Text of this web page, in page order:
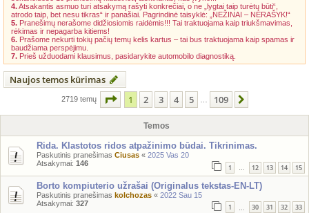
4.Atsakantis asmuo turi atsakymą rašyti konkrečiai, o ne „lygtai taip turėtų būti“,
atrodo taip, bet nesu tikras“ ir panašiai. Pagrindinė taisyklė: „NEŽINAI – NERAŠYK!“
5. Pranešimų nerašome didžiosiomis raidėmis!!! Tai traktuojama kaip triukšmavimas,
rėkimas ir nepagarba kitiems!
6. Prašome nekurti tokių pačių temų kelis kartus – tai bus traktuojama kaip spamas ir
baudžiama perspėjimu.
7. Prieš užduodami klausimus, pasidarykite automobilo diagnostiką.
Naujos temos kūrimas
2719 temų Puslapis 1iš 109
1 2 3 4 5 109
Temos
Rida. Klastotos ridos atpažinimo būdai. Tikrinimas.
Paskutinis pranešimas Ciusas « 2025 Vas 20
Atsakymai: 146 1 … 12 13 14 15
Borto kompiuterio užrašai (Originalus tekstas-EN-LT)
Paskutinis pranešimas kolchozas « 2022 Sau 15
Atsakymai: 327 1 30 31 32 33